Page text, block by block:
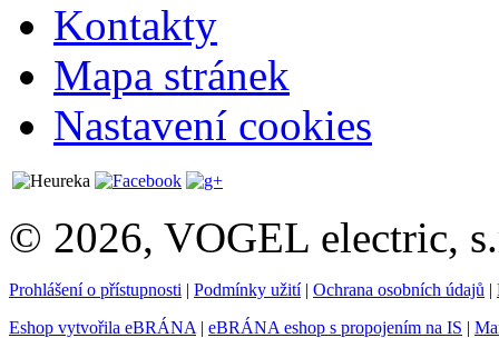
Kontakty
Mapa stránek
Nastavení cookies
© 2026, VOGEL electric,
Prohlášení o přístupnosti | Podmínky užití| Ochrana osobních údajů |
Eshop vytvořila eBRÁNA | eBRÁNA eshop s propojením na IS |